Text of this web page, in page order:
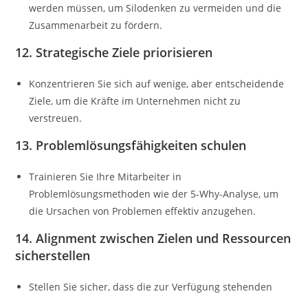
werden müssen, um Silodenken zu vermeiden und die
Zusammenarbeit zu fördern.
12. Strategische Ziele priorisieren
Konzentrieren Sie sich auf wenige, aber entscheidende
Ziele, um die Kräfte im Unternehmen nicht zu
verstreuen.
13. Problemlösungsfähigkeiten schulen
Trainieren Sie Ihre Mitarbeiter in
Problemlösungsmethoden wie der 5-Why-Analyse, um
die Ursachen von Problemen effektiv anzugehen.
14. Alignment zwischen Zielen und Ressourcen
sicherstellen
Stellen Sie sicher, dass die zur Verfügung stehenden